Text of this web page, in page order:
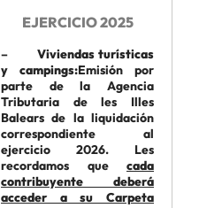
EJERCICIO 2025
– Viviendas turísticas
y campings:Emisión por
parte de la Agencia
Tributaria de les Illes
Balears de la liquidación
correspondiente al
ejercicio 2026. Les
recordamos que cada
contribuyente deberá
acceder a su Carpeta